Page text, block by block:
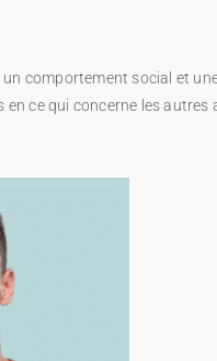
RACISME –
comportement social et
en ce qui concerne les autres